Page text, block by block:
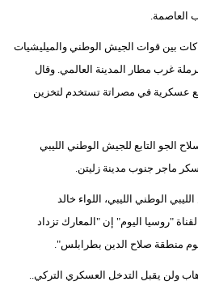
العاصمة.
بين قوات الجيش الوطني والميليشيات
غرب مطار المدينة العالمي. وقال
عسكرية في مصراتة تستخدم لتخزين
الجو التابع للجيش الوطني الليبي
ماجر جنوب مدينة زليتن.
الوطني الليبي، اللواء خالد
"روسيا اليوم" إن "المعارك تزداد
منطقة صلاح الدين بطرابلس".
ولن يقبل التدخل العسكري التركي..